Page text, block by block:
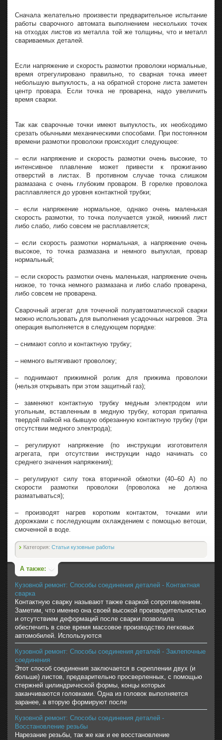
Сначала желательно произвести предварительное испытание
работы сварочного автомата выполнением нескольких точек
на отходах листов из металла той же толщины, что и металл
свариваемых деталей.
Если напряжение и скорость размотки проволоки нормальные,
время отрегулировано правильно, то сварная точка имеет
небольшую выпуклость, а на обратной стороне листа заметен
центр провара. Если точка не проварена, надо увеличить
время сварки.
Так как сварочные точки имеют выпуклость, их необходимо
срезать обычными механическими способами. При постоянном
времени размотки проволоки происходит следующее:
– если напряжение и скорость размотки очень высокие, то
интенсивное плавление может привести к прожиганию
отверстий в листах. В противном случае точка слишком
размазана с очень глубоким проваром. В горелке проволока
расплавляется до уровня контактной трубки;
– если напряжение нормальное, однако очень маленькая
скорость размотки, то точка получается узкой, нижний лист
либо слабо, либо совсем не расплавляется;
– если скорость размотки нормальная, а напряжение очень
высокое, то точка размазана и немного выпуклая, провар
нормальный;
– если скорость размотки очень маленькая, напряжение очень
низкое, то точка немного размазана и либо слабо проварена,
либо совсем не проварена.
Сварочный агрегат для точечной полуавтоматической сварки
можно использовать для выполнения усадочных нагревов. Эта
операция выполняется в следующем порядке:
– снимают сопло и контактную трубку;
– немного вытягивают проволоку;
– поднимают прижимной ролик для прижима проволоки
(нельзя открывать при этом защитный газ);
– заменяют контактную трубку медным электродом или
угольным, вставленным в медную трубку, которая припаяна
твердой пайкой на бывшую обрезанную контактную трубку (при
отсутствии медного электрода);
– регулируют напряжение (по инструкции изготовителя
агрегата, при отсутствии инструкции надо начинать со
среднего значения напряжения);
– регулируют силу тока вторичной обмотки (40–60 А) по
скорости размотки проволоки (проволока не должна
разматываться);
– производят нагрев коротким контактом, точками или
дорожками с последующим охлаждением с помощью ветоши,
смоченной в воде.
Категория: Статьи кузовные работы
А также:
Кузовной ремонт: Способы соединения деталей - Контактная
сварка
Контактную сварку называют также сваркой сопротивлением.
Заметим, что именно она своей высокой производительностью
и отсутствием деформаций после сварки позволила
обеспечить в свое время массовое производство легковых
автомобилей. Используются
Кузовной ремонт: Способы соединения деталей - Заклепочные
соединения
Этот способ соединения заключается в скреплении двух (и
больше) листов, предварительно просверленных, с помощью
стержней цилиндрической формы, концы которых
заканчиваются головками. Одна из головок выполняется
заранее, а вторую формируют после
Кузовной ремонт: Способы соединения деталей -
Восстановление резьбы
Нарезание резьбы, так же как и ее восстановление